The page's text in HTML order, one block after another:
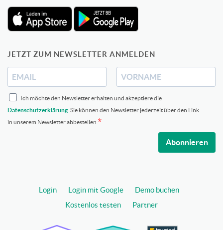
JETZT ZUM NEWSLETTER ANMELDEN
Ich möchte den Newsletter erhalten und akzeptiere die
Datenschutzerklärung . Sie können den Newsletter jederzeit über den Link
in unserem Newsletter abbestellen.
Abonnieren
Login Login mit Google
Demo buchen
Kostenlos testen
Partner